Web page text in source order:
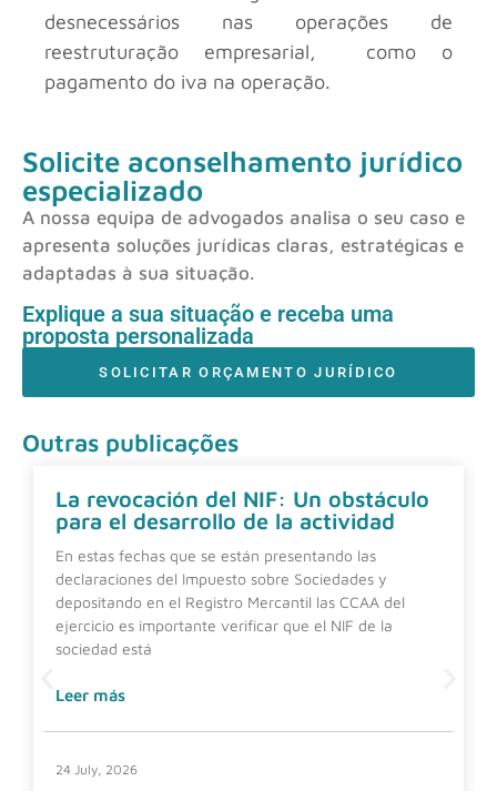
desnecessários nas operações de
reestruturação empresarial, como o
pagamento do iva na operação.
Solicite aconselhamento jurídico
especializado
A nossa equipa de advogados analisa o seu caso e
apresenta soluções jurídicas claras, estratégicas e
adaptadas à sua situação.
Explique a sua situação e receba uma
proposta personalizada
SOLICITAR ORÇAMENTO JURÍDICO
Outras publicações
La revocación del NIF: Un obstáculo
para el desarrollo de la actividad
En estas fechas que se están presentando las
declaraciones del Impuesto sobre Sociedades y
depositando en el Registro Mercantil las CCAA del
ejercicio es importante verificar que el NIF de la
sociedad está
Leer más
24 July, 2026